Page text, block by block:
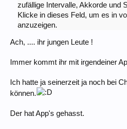
zufällige Intervalle, Akkorde und
Klicke in dieses Feld, um es in
anzuzeigen.
Ach, .... ihr jungen Leute !
Immer kommt ihr mit irgendeiner
Ich hatte ja seinerzeit ja noch bei
können.
Der hat App's gehasst.